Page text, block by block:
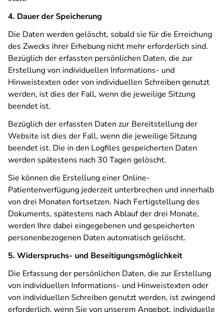
4. Dauer der Speicherung
Die Daten werden gelöscht, sobald sie für die Erreichung
des Zwecks ihrer Erhebung nicht mehr erforderlich sind.
Bezüglich der erfassten persönlichen Daten, die zur
Erstellung von individuellen Informations- und
Hinweistexten oder von individuellen Schreiben genutzt
werden, ist dies der Fall, wenn die jeweilige Sitzung
beendet ist.
Bezüglich der erfassten Daten zur Bereitstellung der
Website ist dies der Fall, wenn die jeweilige Sitzung
beendet ist. Die in den Logfiles gespeicherten Daten
werden spätestens nach 30 Tagen gelöscht.
Sie können die Erstellung einer Online-
Patientenverfügung jederzeit unterbrechen und innerhalb
von drei Monaten fortsetzen. Nach Fertigstellung des
Dokuments, spätestens nach Ablauf der drei Monate,
werden Ihre dabei eingegebenen und gespeicherten
personenbezogenen Daten automatisch gelöscht.
5. Widerspruchs- und Beseitigungsmöglichkeit
Die Erfassung der persönlichen Daten, die zur Erstellung
von individuellen Informations- und Hinweistexten oder
von individuellen Schreiben genutzt werden, ist zwingend
erforderlich, wenn Sie von unserem Angebot, individuelle